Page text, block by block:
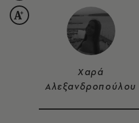
Χαρά
Αλεξανδροπούλου